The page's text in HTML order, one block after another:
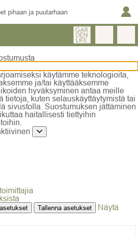
käytämme teknologioita,
ja/tai käyttääksemme
hyväksyminen antaa meille
tietoja, kuten selauskäyttäytymistä tai
sivustolla. Suostumuksen jättäminen
haitallisesti tiettyihin
Tallenna asetukset
Näytä
pihaan ja puutarhaan